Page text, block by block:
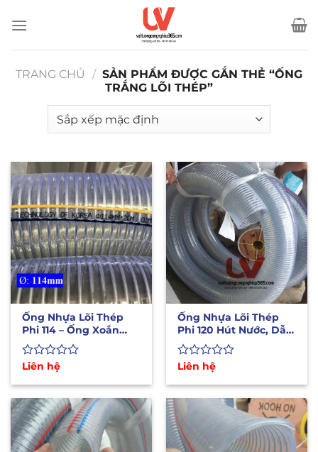
qua
TRANG CHỦ
/ SẢN PHẨM ĐƯỢC GẮN THẺ “ỐNG
TRẮNG LÕI THÉP”
Ống Nhựa Lõi Thép
Phi 114 – Ống Xoắn
Kẽm Hút Xả Nước Áp
Lực
Được
hạng
0
5
sao
Liên hệ
Ống Nhựa Lõi Thép
Phi 120 Hút Nước, Dẫn
Xăng Dầu, Hóa Chất
Được
hạng
0
sao
Liên hệ